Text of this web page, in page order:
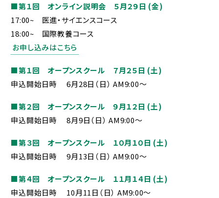
個人情報保護方針
■第１回 オンライン説明会 ５月２９日 (金)
17:00~ 医進・サイエンスコース
18:00~ 国際教養コース
お申し込みはこちら
■第１回 オープンスクール ７月２５日 (土)
申込開始日時 6月28日（日） AM9:00〜
■第２回 オープンスクール ９月１２日 (土)
申込開始日時 8月9日（日） AM9:00〜
■第３回 オープンスクール １０月１０日 (土)
申込開始日時 9月13日（日） AM9:00〜
■第４回 オープンスクール １１月１４日 (土)
申込開始日時 10月11日（日） AM9:00〜